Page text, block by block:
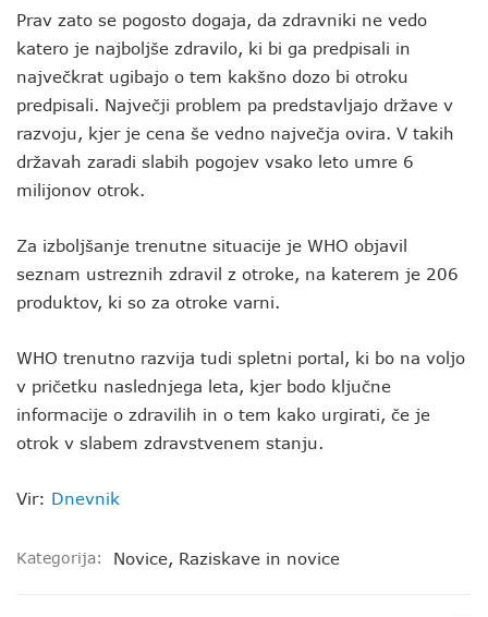
Prav zato se pogosto dogaja, da zdravniki ne vedo
katero je najboljše zdravilo, ki bi ga predpisali in
največkrat ugibajo o tem kakšno dozo bi otroku
predpisali. Največji problem pa predstavljajo države v
razvoju, kjer je cena še vedno največja ovira. V takih
državah zaradi slabih pogojev vsako leto umre 6
milijonov otrok.
Za izboljšanje trenutne situacije je WHO objavil
seznam ustreznih zdravil z otroke, na katerem je 206
produktov, ki so za otroke varni.
WHO trenutno razvija tudi spletni portal, ki bo na voljo
v pričetku naslednjega leta, kjer bodo ključne
informacije o zdravilih in o tem kako urgirati, če je
otrok v slabem zdravstvenem stanju.
Vir: Dnevnik
Kategorija: Novice, Raziskave in novice